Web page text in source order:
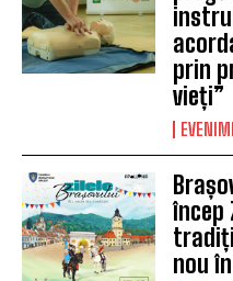
prin
vieți”
încep
nou